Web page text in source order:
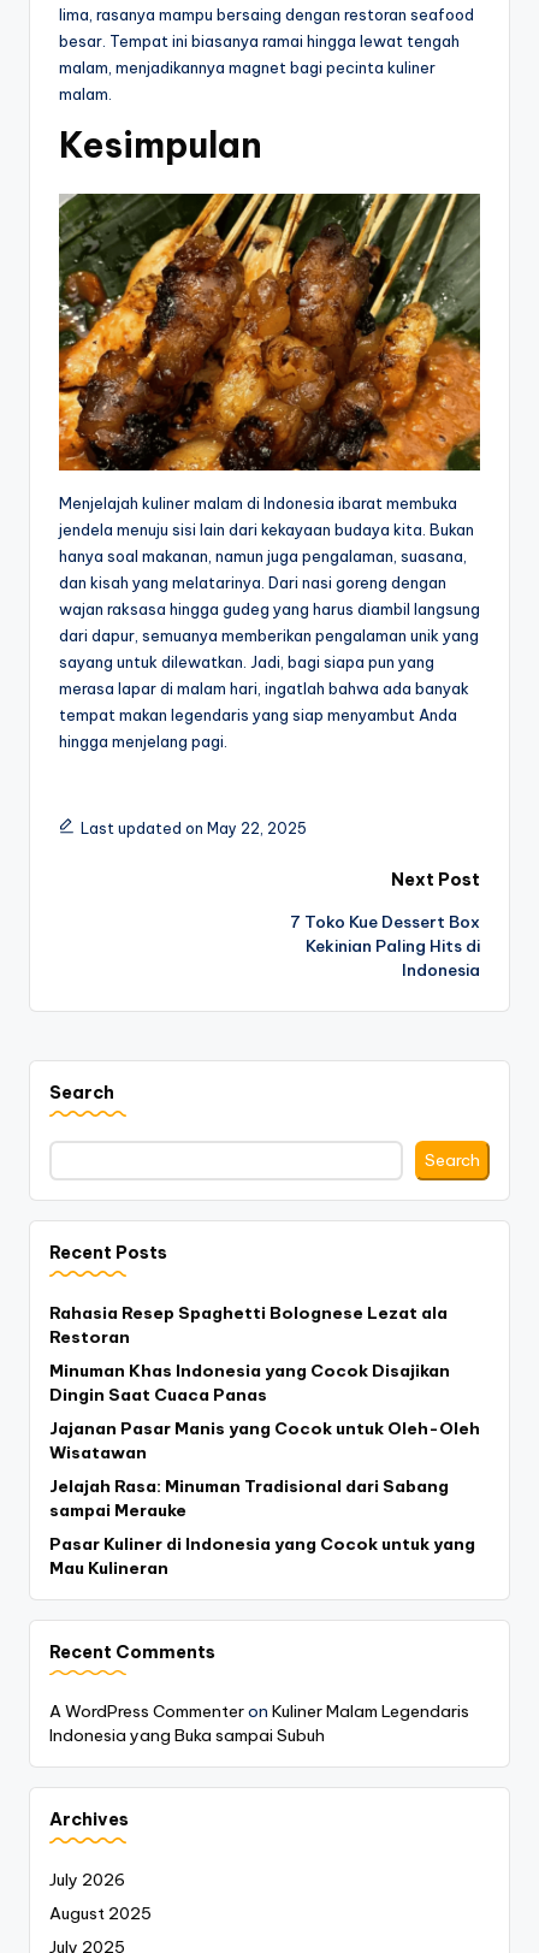
lima, rasanya mampu bersaing dengan restoran seafood
besar. Tempat ini biasanya ramai hingga lewat tengah
malam, menjadikannya magnet bagi pecinta kuliner
malam.
Kesimpulan
Menjelajah kuliner malam di Indonesia ibarat membuka
jendela menuju sisi lain dari kekayaan budaya kita. Bukan
hanya soal makanan, namun juga pengalaman, suasana,
dan kisah yang melatarinya. Dari nasi goreng dengan
wajan raksasa hingga gudeg yang harus diambil langsung
dari dapur, semuanya memberikan pengalaman unik yang
sayang untuk dilewatkan. Jadi, bagi siapa pun yang
merasa lapar di malam hari, ingatlah bahwa ada banyak
tempat makan legendaris yang siap menyambut Anda
hingga menjelang pagi.
Last updated on May 22, 2025
Next Post
7 Toko Kue Dessert Box
Kekinian Paling Hits di
Indonesia
Search
Search
Recent Posts
Rahasia Resep Spaghetti Bolognese Lezat ala
Restoran
Minuman Khas Indonesia yang Cocok Disajikan
Dingin Saat Cuaca Panas
Jajanan Pasar Manis yang Cocok untuk Oleh-Oleh
Wisatawan
Jelajah Rasa: Minuman Tradisional dari Sabang
sampai Merauke
Pasar Kuliner di Indonesia yang Cocok untuk yang
Mau Kulineran
Recent Comments
A WordPress Commenteron Kuliner Malam Legendaris
Indonesia yang Buka sampai Subuh
Archives
July 2026
August 2025
July 2025